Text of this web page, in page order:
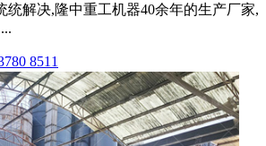
统解决,隆中重工机器40余年的生产厂家,
8511